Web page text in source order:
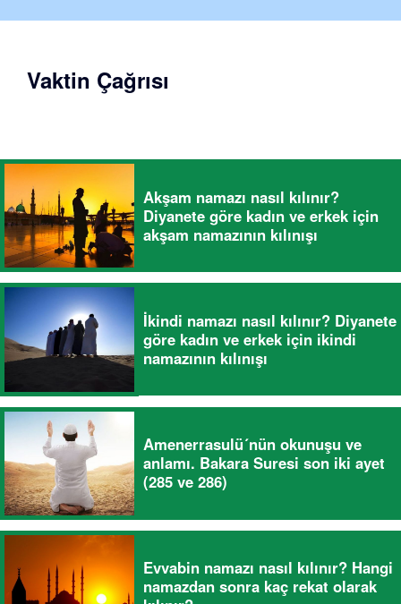
Vaktin Çağrısı
Akşam namazı nasıl kılınır?
Diyanete göre kadın ve erkek için
akşam namazının kılınışı
İkindi namazı nasıl kılınır? Diyanete
göre kadın ve erkek için ikindi
namazının kılınışı
Amenerrasulü´nün okunuşu ve
anlamı. Bakara Suresi son iki ayet
(285 ve 286)
Evvabin namazı nasıl kılınır? Hangi
namazdan sonra kaç rekat olarak